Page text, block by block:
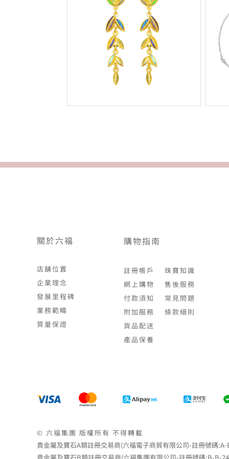
關於六福
店舖位置
企業理念
發展里程碑
業務範疇
質量保證
購物指南
註冊帳戶
網上購物
付款須知
附加服務
貨品配送
產品保養
珠寶知識
售後服務
常見問題
條款細則
© 六福集團 版權所有 不得轉載
貴金屬及寶石A類註冊交易商(六福電子商貿有限公司-註冊號碼